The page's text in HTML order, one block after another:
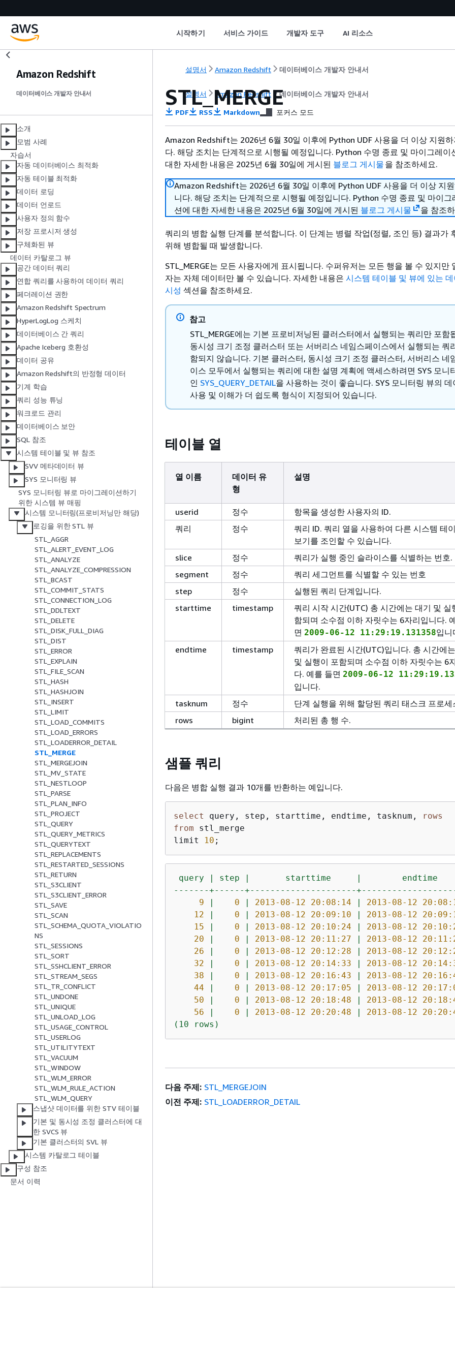
시작하기 서비스 가이드 개발자 도구 AI 리소스
Amazon Redshift
데이터베이스 개발자 안내서
소개
모범 사례
자습서
자동 데이터베이스 최적화
자동 테이블 최적화
데이터 로딩
데이터 언로드
사용자 정의 함수
저장 프로시저 생성
구체화된 뷰
데이터 카탈로그 뷰
공간 데이터 쿼리
연합 쿼리를 사용하여 데이터 쿼리
페더레이션 권한
Amazon Redshift Spectrum
HyperLogLog 스케치
데이터베이스 간 쿼리
Apache Iceberg 호환성
데이터 공유
Amazon Redshift의 반정형 데이터
기계 학습
쿼리 성능 튜닝
워크로드 관리
데이터베이스 보안
SQL 참조
시스템 테이블 및 뷰 참조
SVV 메타데이터 뷰
SYS 모니터링 뷰
SYS 모니터링 뷰로 마이그레이션하기
위한 시스템 뷰 매핑
시스템 모니터링(프로비저닝만 해당)
로깅을 위한 STL 뷰
STL_AGGR
STL_ALERT_EVENT_LOG
STL_ANALYZE
STL_ANALYZE_COMPRESSION
STL_BCAST
STL_COMMIT_STATS
STL_CONNECTION_LOG
STL_DDLTEXT
STL_DELETE
STL_DISK_FULL_DIAG
STL_DIST
STL_ERROR
STL_EXPLAIN
STL_FILE_SCAN
STL_HASH
STL_HASHJOIN
STL_INSERT
STL_LIMIT
STL_LOAD_COMMITS
STL_LOAD_ERRORS
STL_LOADERROR_DETAIL
STL_MERGE
STL_MERGEJOIN
STL_MV_STATE
STL_NESTLOOP
STL_PARSE
STL_PLAN_INFO
STL_PROJECT
STL_QUERY
STL_QUERY_METRICS
STL_QUERYTEXT
STL_REPLACEMENTS
STL_RESTARTED_SESSIONS
STL_RETURN
STL_S3CLIENT
STL_S3CLIENT_ERROR
STL_SAVE
STL_SCAN
STL_SCHEMA_QUOTA_VIOLATIO
NS
STL_SESSIONS
STL_SORT
STL_SSHCLIENT_ERROR
STL_STREAM_SEGS
STL_TR_CONFLICT
STL_UNDONE
STL_UNIQUE
STL_UNLOAD_LOG
STL_USAGE_CONTROL
STL_USERLOG
STL_UTILITYTEXT
STL_VACUUM
STL_WINDOW
STL_WLM_ERROR
STL_WLM_RULE_ACTION
STL_WLM_QUERY
스냅샷 데이터를 위한 STV 테이블
기본 및 동시성 조정 클러스터에 대
한 SVCS 뷰
기본 클러스터의 SVL 뷰
시스템 카탈로그 테이블
구성 참조
문서 이력
설명서 Amazon Redshift 데이터베이스 개발자 안내서
설명서 Amazon Redshift 데이터베이스 개발자 안내서
STL_MERGE
PDF RSS Markdown 포커스 모드
Amazon Redshift는 2026년 6월 30일 이후에 Python UDF 사용을 더 이상 지원하
다. 해당 조치는 단계적으로 시행될 예정입니다. Python 수명 종료 및 마이그레이
대한 자세한 내용은 2025년 6월 30일에 게시된 블로그 게시물 을 참조하세요.
Amazon Redshift는 2026년 6월 30일 이후에 Python UDF 사용을 더 이상 지
니다. 해당 조치는 단계적으로 시행될 예정입니다. Python 수명 종료 및 마이그
션에 대한 자세한 내용은 2025년 6월 30일에 게시된 블로그 게시물 을 참조
쿼리의 병합 실행 단계를 분석합니다. 이 단계는 병렬 작업(정렬, 조인 등) 결과가
위해 병합될 때 발생합니다.
STL_MERGE는 모든 사용자에게 표시됩니다. 수퍼유저는 모든 행을 볼 수 있지만
자는 자체 데이터만 볼 수 있습니다. 자세한 내용은 시스템 테이블 및 뷰에 있는
시성 섹션을 참조하세요.
참고
STL_MERGE에는 기본 프로비저닝된 클러스터에서 실행되는 쿼리만 포함
동시성 크기 조정 클러스터 또는 서버리스 네임스페이스에서 실행되는 쿼
함되지 않습니다. 기본 클러스터, 동시성 크기 조정 클러스터, 서버리스 네
이스 모두에서 실행되는 쿼리에 대한 설명 계획에 액세스하려면 SYS 모니
인 SYS_QUERY_DETAIL을 사용하는 것이 좋습니다. SYS 모니터링 뷰의 데
사용 및 이해가 더 쉽도록 형식이 지정되어 있습니다.
테이블 열
열 이름
데이터 유
형
설명
userid 정수
항목을 생성한 사용자의 ID.
쿼리
정수
쿼리 ID. 쿼리 열을 사용하여 다른 시스템 테
보기를 조인할 수 있습니다.
slice
정수
쿼리가 실행 중인 슬라이스를 식별하는 번호.
segment
정수
쿼리 세그먼트를 식별할 수 있는 번호
step
정수
실행된 쿼리 단계입니다.
starttime
timestamp
쿼리 시작 시간(UTC) 총 시간에는 대기 및 실
함되며 소수점 이하 자릿수는 6자리입니다.
면 2009-06-12 11:29:19.131358입니
endtime
timestamp
쿼리가 완료된 시간(UTC)입니다. 총 시간에
및 실행이 포함되며 소수점 이하 자릿수는 6
다. 예를 들면 2009-06-12
입니다.
tasknum
정수
단계 실행을 위해 할당된 쿼리 태스크 프로세
rows
bigint 처리된 총 행 수.
샘플 쿼리
다음은 병합 실행 결과 10개를 반환하는 예입니다.
select query, step, starttime, endtime, tasknum,
rows
from stl_merge
limit
10 ;
query | step | starttime | endtime
-------+------+---------------------
9
| 0 | 2013-08-12 20:08:14 | 2013-08-12
12
| 0 | 2013-08-12 20:09:10 | 2013-08-12
15
| 0 | 2013-08-12 20:10:24 | 2013-08-12
20
| 0 | 2013-08-12 20:11:27 | 2013-08-12
26
| 0 | 2013-08-12 20:12:28 | 2013-08-12
32
| 0 | 2013-08-12 20:14:33 | 2013-08-12
38
| 0 | 2013-08-12 20:16:43 | 2013-08-12
44
| 0 | 2013-08-12 20:17:05 | 2013-08-12
50
| 0 | 2013-08-12 20:18:48 | 2013-08-12
56
| 0 | 2013-08-12 20:20:48 | 2013-08-12
(10
rows)
다음 주제: STL_MERGEJOIN
이전 주제: STL_LOADERROR_DETAIL